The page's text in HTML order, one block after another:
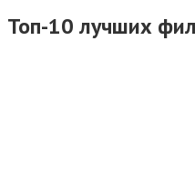
Топ-10 лучших